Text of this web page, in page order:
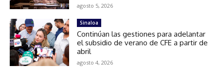
agosto 5, 2026
Sinaloa
Continúan las gestiones para adelantar
el subsidio de verano de CFE a partir de
abril
agosto 4, 2026